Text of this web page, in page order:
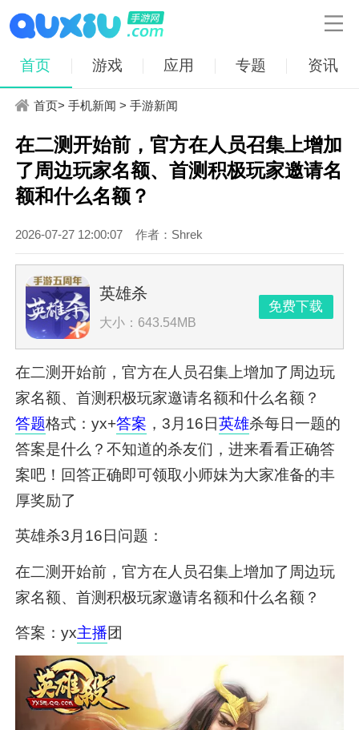

首页 游戏 应用 专题 资讯
首页>手机新闻 >手游新闻
在二测开始前，官方在人员召集上增加
了周边玩家名额、首测积极玩家邀请名
额和什么名额？
2026-07-27 12:00:07 作者：Shrek
英雄杀
大小：643.54MB
免费下载
在二测开始前，官方在人员召集上增加了周边玩
家名额、首测积极玩家邀请名额和什么名额？
答题格式：yx+答案 ，3月16日英雄杀每日一题的
答案是什么？不知道的杀友们，进来看看正确答
案吧！回答正确即可领取小师妹为大家准备的丰
厚奖励了
英雄杀3月16日问题：
在二测开始前，官方在人员召集上增加了周边玩
家名额、首测积极玩家邀请名额和什么名额？
答案：yx主播团